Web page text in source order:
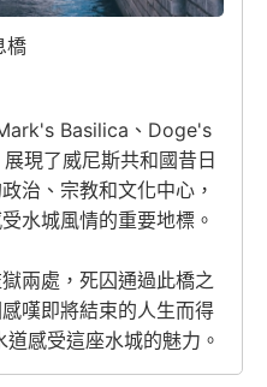
橋
Basilica 、 Doge's
現了威尼斯共和國昔日
治、宗教和文化中心，
水城風情的重要地標。
兩處，死囚通過此橋之
嘆即將結束的人生而得
感受這座水城的魅力。